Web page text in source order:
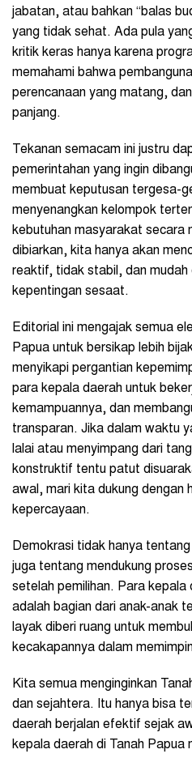
jabatan, atau bahkan “balas
yang tidak sehat. Ada pula
kritik keras hanya karena
memahami bahwa
perencanaan yang matang,
panjang.
Tekanan semacam ini justru
pemerintahan yang ingin
membuat keputusan tergesa-
menyenangkan kelompok
kebutuhan masyarakat secara
dibiarkan, kita hanya akan
reaktif, tidak stabil, dan mudah
kepentingan sesaat.
Editorial ini mengajak semua
Papua untuk bersikap lebih
menyikapi pergantian
para kepala daerah untuk
kemampuannya, dan
transparan. Jika dalam waktu
lalai atau menyimpang dari
konstruktif tentu patut
awal, mari kita dukung dengan
kepercayaan.
Demokrasi tidak hanya
juga tentang mendukung
setelah pemilihan. Para kepala
adalah bagian dari anak-anak
layak diberi ruang untuk
kecakapannya dalam
Kita semua menginginkan
dan sejahtera. Itu hanya bisa
daerah berjalan efektif sejak
kepala daerah di Tanah Papua